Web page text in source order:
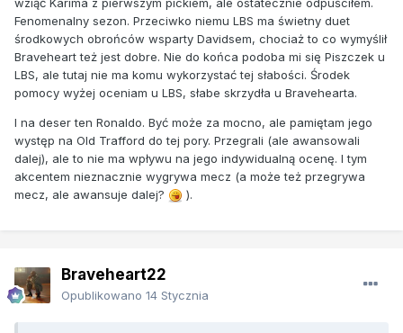
Fenomenalny sezon. Przeciwko niemu LBS ma świetny duet
środkowych obrońców wsparty Davidsem, chociaż to co wymyślił
Braveheart też jest dobre. Nie do końca podoba mi się Piszczek u
LBS, ale tutaj nie ma komu wykorzystać tej słabości. Środek
pomocy wyżej oceniam u LBS, słabe skrzydła u Bravehearta.
I na deser ten Ronaldo. Być może za mocno, ale pamiętam jego
występ na Old Trafford do tej pory. Przegrali (ale awansowali
dalej), ale to nie ma wpływu na jego indywidualną ocenę. I tym
akcentem nieznacznie wygrywa mecz (a może też przegrywa
mecz, ale awansuje dalej?
).
Braveheart22
Opublikowano 14 Stycznia